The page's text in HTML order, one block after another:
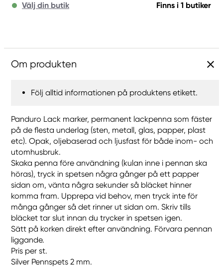
Välj din butik Finns i 1 butiker
Om produkten
Följ alltid informationen på produktens etikett.
Panduro Lack marker, permanent lackpenna som fäster
på de flesta underlag (sten, metall, glas, papper, plast
etc). Opak, oljebaserad och ljusfast för både inom- och
utomhusbruk.
Skaka penna före användning (kulan inne i pennan ska
höras), tryck in spetsen några gånger på ett papper
sidan om, vänta några sekunder så bläcket hinner
komma fram. Upprepa vid behov, men tryck inte för
många gånger så det rinner ut sidan om. Skriv tills
bläcket tar slut innan du trycker in spetsen igen.
Sätt på korken direkt efter användning. Förvara pennan
liggande.
Pris per st.
Silver Pennspets 2 mm.